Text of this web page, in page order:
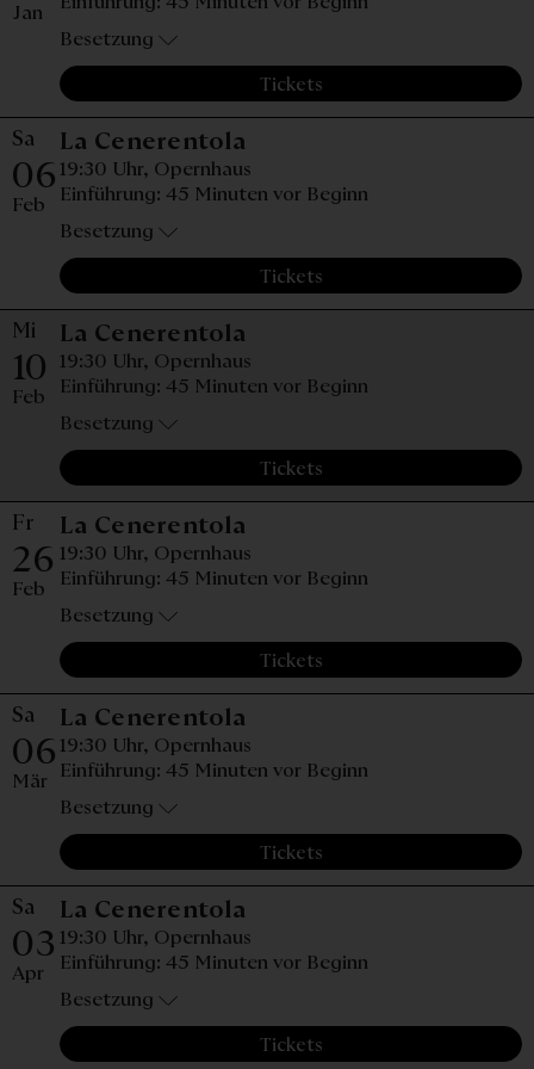
Jan
Besetzung
Tickets
Sa
06
Feb
La Cenerentola
19:30 Uhr, Opernhaus
Einführung: 45 Minuten vor Beginn
Besetzung
Tickets
Mi
10
Feb
La Cenerentola
19:30 Uhr, Opernhaus
Einführung: 45 Minuten vor Beginn
Besetzung
Tickets
Fr
26
Feb
La Cenerentola
19:30 Uhr, Opernhaus
Einführung: 45 Minuten vor Beginn
Besetzung
Tickets
Sa
06
Mär
La Cenerentola
19:30 Uhr, Opernhaus
Einführung: 45 Minuten vor Beginn
Besetzung
Tickets
Sa
03
Apr
La Cenerentola
19:30 Uhr, Opernhaus
Einführung: 45 Minuten vor Beginn
Besetzung
Tickets